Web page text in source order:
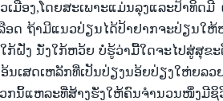
ເມືອງ,ໂດຍສະເພາະແມ່ນລຸງແລະປ້າທິດມີ
ອດ ຖ້າມີແນວປ່ຽນໄດ້ປ້າຢາກຈະປ່ຽນໃຫ້
ໃກ້ຝັ່ງ ນັ່ງໃກ້ຫວ້ຍ ບໍ່ຮູ້ວ່າມື້ໃດຈະໄປສູ່ສຸຂະ
ອ້ນເສດເຫລັກທີ່ເປັນປ່ຽງນອ້ຍປ່ຽງໃຫ່ຍລວ
ກນິ້ແຫລະທີ່ສ້າງຮັ່ງໃຫ້ຄົນຈຳນວນໜຶ່ງມີຊິ